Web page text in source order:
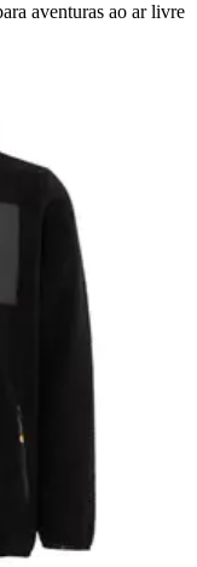
aventuras ao ar livre